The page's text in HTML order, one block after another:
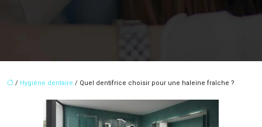
/ Hygiène dentaire / Quel dentifrice choisir pour une haleine fraîche ?